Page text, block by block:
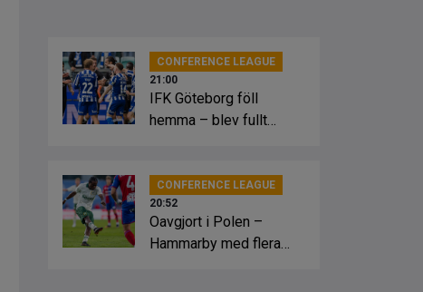
CONFERENCE LEAGUE
21:00
IFK Göteborg föll
hemma – blev fullt
CONFERENCE LEAGUE
20:52
Oavgjort i Polen –
Hammarby med flera